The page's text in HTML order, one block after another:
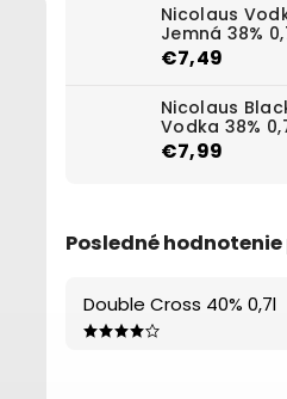
Nicolaus
Jemná 38%
€7,49
Nicolaus
Vodka 38%
€7,99
Posledné
Double Cross 40% 0,7l